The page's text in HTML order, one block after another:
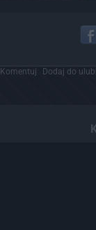
Komentuj Dodaj do